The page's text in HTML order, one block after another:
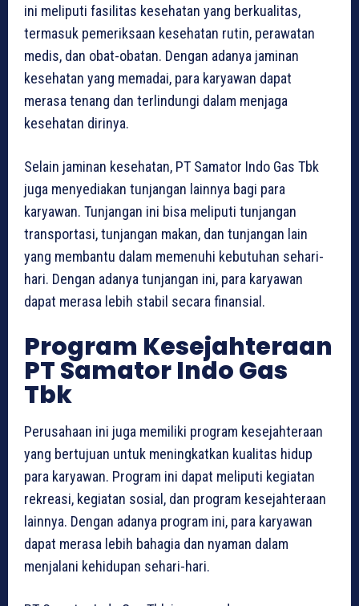
ini meliputi fasilitas kesehatan yang berkualitas,
termasuk pemeriksaan kesehatan rutin, perawatan
medis, dan obat-obatan. Dengan adanya jaminan
kesehatan yang memadai, para karyawan dapat
merasa tenang dan terlindungi dalam menjaga
kesehatan dirinya.
Selain jaminan kesehatan, PT Samator Indo Gas Tbk
juga menyediakan tunjangan lainnya bagi para
karyawan. Tunjangan ini bisa meliputi tunjangan
transportasi, tunjangan makan, dan tunjangan lain
yang membantu dalam memenuhi kebutuhan sehari-
hari. Dengan adanya tunjangan ini, para karyawan
dapat merasa lebih stabil secara finansial.
Program Kesejahteraan
PT Samator Indo Gas
Tbk
Perusahaan ini juga memiliki program kesejahteraan
yang bertujuan untuk meningkatkan kualitas hidup
para karyawan. Program ini dapat meliputi kegiatan
rekreasi, kegiatan sosial, dan program kesejahteraan
lainnya. Dengan adanya program ini, para karyawan
dapat merasa lebih bahagia dan nyaman dalam
menjalani kehidupan sehari-hari.